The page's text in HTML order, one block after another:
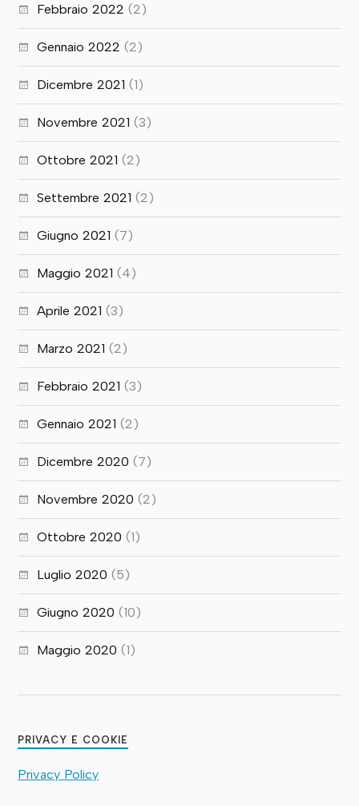
Febbraio 2022 (2)
Gennaio 2022 (2)
Dicembre 2021 (1)
Novembre 2021 (3)
Ottobre 2021 (2)
Settembre 2021 (2)
Giugno 2021 (7)
Maggio 2021 (4)
Aprile 2021 (3)
Marzo 2021 (2)
Febbraio 2021 (3)
Gennaio 2021 (2)
Dicembre 2020 (7)
Novembre 2020 (2)
Ottobre 2020 (1)
Luglio 2020 (5)
Giugno 2020 (10)
Maggio 2020 (1)
PRIVACY E COOKIE
Privacy Policy